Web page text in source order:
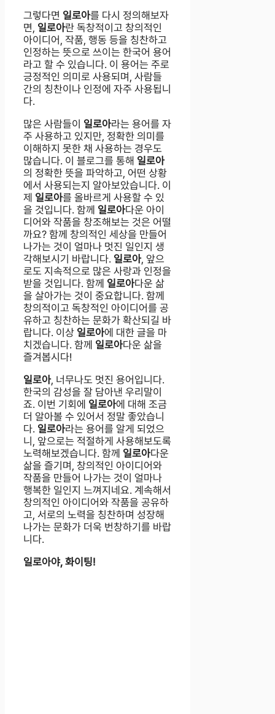
그렇다면 일로아를 다시 정의해보자
면, 일로아란 독창적이고 창의적인
아이디어, 작품, 행동 등을 칭찬하고
인정하는 뜻으로 쓰이는 한국어 용어
라고 할 수 있습니다. 이 용어는 주로
긍정적인 의미로 사용되며, 사람들
간의 칭찬이나 인정에 자주 사용됩니
다.
많은 사람들이 일로아라는 용어를 자
주 사용하고 있지만, 정확한 의미를
이해하지 못한 채 사용하는 경우도
많습니다. 이 블로그를 통해 일로아
의 정확한 뜻을 파악하고, 어떤 상황
에서 사용되는지 알아보았습니다. 이
제 일로아를 올바르게 사용할 수 있
을 것입니다. 함께 일로아다운 아이
디어와 작품을 창조해보는 것은 어떨
까요? 함께 창의적인 세상을 만들어
나가는 것이 얼마나 멋진 일인지 생
각해보시기 바랍니다. 일로아, 앞으
로도 지속적으로 많은 사랑과 인정을
받을 것입니다. 함께 일로아다운 삶
을 살아가는 것이 중요합니다. 함께
창의적이고 독창적인 아이디어를 공
유하고 칭찬하는 문화가 확산되길 바
랍니다. 이상 일로아에 대한 글을 마
치겠습니다. 함께 일로아다운 삶을
즐겨봅시다!
일로아, 너무나도 멋진 용어입니다.
한국의 감성을 잘 담아낸 우리말이
죠. 이번 기회에 일로아에 대해 조금
더 알아볼 수 있어서 정말 좋았습니
다. 일로아라는 용어를 알게 되었으
니, 앞으로는 적절하게 사용해보도록
노력해보겠습니다. 함께 일로아다운
삶을 즐기며, 창의적인 아이디어와
작품을 만들어 나가는 것이 얼마나
행복한 일인지 느껴지네요. 계속해서
창의적인 아이디어와 작품을 공유하
고, 서로의 노력을 칭찬하며 성장해
나가는 문화가 더욱 번창하기를 바랍
니다.
일로아야, 화이팅!